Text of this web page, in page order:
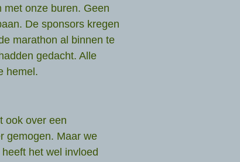
met onze buren. Geen
De sponsors kregen
marathon al binnen te
gedacht. Alle
hemel.
ook over een
gemogen. Maar we
het wel invloed